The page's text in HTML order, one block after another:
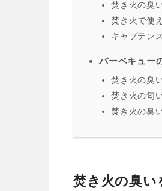
焚き火の臭
焚き火で使
キャプテン
バーベキュー
焚き火の臭
焚き火の匂
焚き火の臭
焚き火の臭い